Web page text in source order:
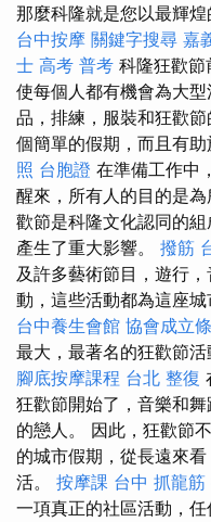
那麼科隆就是您以最輝煌
台中按摩 關鍵字搜尋 嘉
士 高考 普考 科隆狂歡節
使每個人都有機會為大型
品，排練，服裝和狂歡
個簡單的假期，而且有助
照 台胞證 在準備工作中
醒來，所有人的目的是
歡節是科隆文化認同的
產生了重大影響。 撥筋
及許多藝術節目，遊行
動，這些活動都為這座城
台中養生會館 協會成立
最大，最著名的狂歡節活
腳底按摩課程 台北 整復
狂歡節開始了，音樂和
的戀人。 因此，狂歡節
的城市假期，從長遠來
活。 按摩課 台中 抓龍筋
一項真正的社區活動，